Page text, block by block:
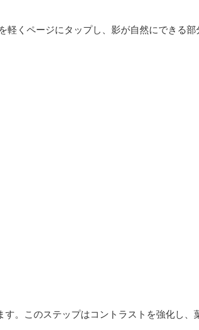
くページにタップし、影が自然にできる
。このステップはコントラストを強化し、